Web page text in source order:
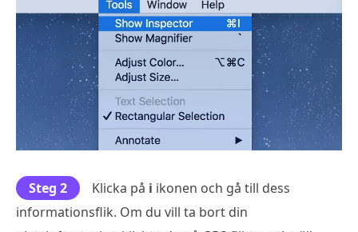
Steg 2 Klicka på i ikonen och gå till dess
informationsflik. Om du vill ta bort din